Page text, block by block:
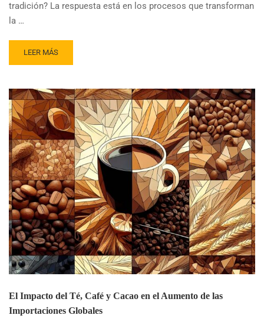
tradición? La respuesta está en los procesos que transforman
la …
READ
MORE
SECADO
VS.
AÑEJADO:
COMPRENDIENDO
SUS
DIFERENCIAS
PARA
EL
PROCESO
DEL
TÉ
LEER MÁS
El Impacto del Té, Café y Cacao en el Aumento de las
Importaciones Globales